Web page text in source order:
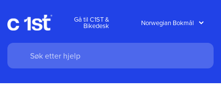
Gå til C1ST &
Bikedesk